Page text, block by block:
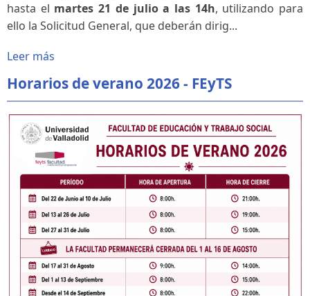
hasta el martes 21 de julio a las 14h, utilizando para
ello la Solicitud General, que deberán dirig...
Leer más
Horarios de verano 2026 - FEyTS